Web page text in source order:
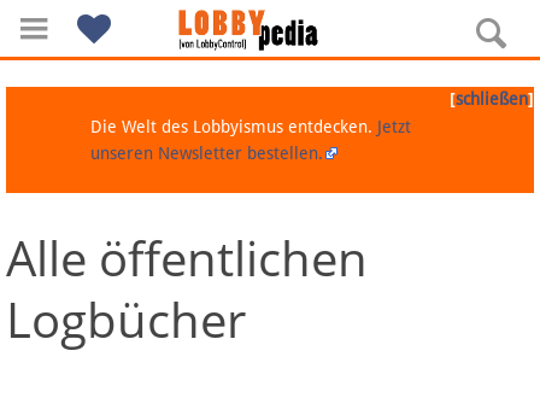
Navigation
Über Lobbypedia
[schließen]
Die Welt des Lobbyismus entdecken. Jetzt
unseren Newsletter bestellen.
Alle öffentlichen
Logbücher